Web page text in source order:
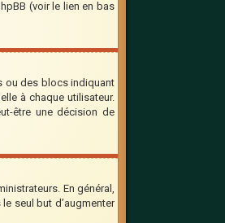
(voir le lien en bas
ou des blocs indiquant
à chaque utilisateur.
être une décision de
En général,
seul but d’augmenter